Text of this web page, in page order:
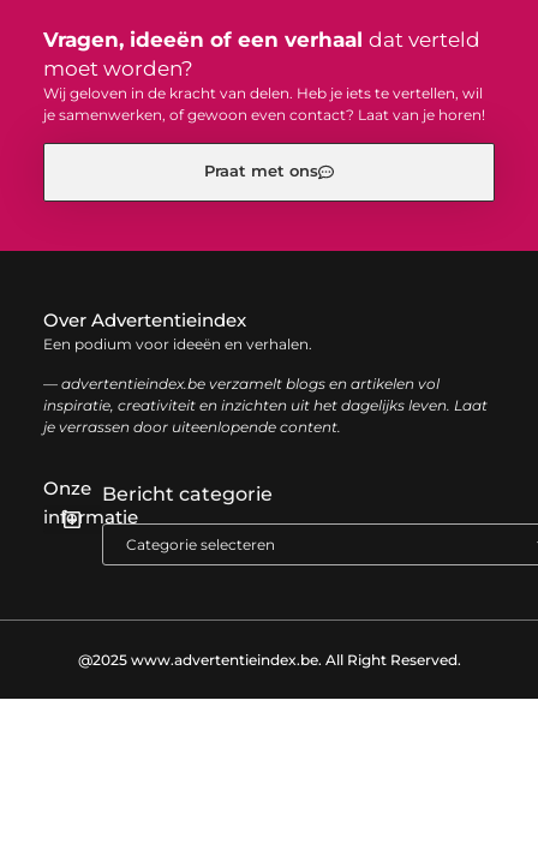
Vragen, ideeën of een verhaal dat verteld
moet worden?
Wij geloven in de kracht van delen. Heb je iets te vertellen, wil
je samenwerken, of gewoon even contact? Laat van je horen!
Praat met ons
Over Advertentieindex
Een podium voor ideeën en verhalen.
— advertentieindex.be verzamelt blogs en artikelen vol
inspiratie, creativiteit en inzichten uit het dagelijks leven. Laat
je verrassen door uiteenlopende content.
Onze
informatie
Bericht categorie
@2025 www.advertentieindex.be. All Right Reserved.​